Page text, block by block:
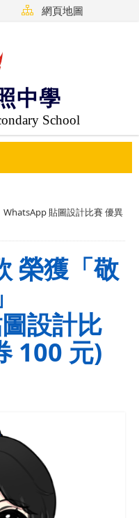
中學
School
網頁地圖
貼圖設計比賽 優異
榮獲「敬
設計比
100 元)